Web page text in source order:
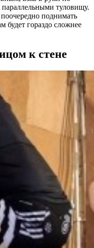
туловищу.
поднимать
будет гораздо сложнее
к стене